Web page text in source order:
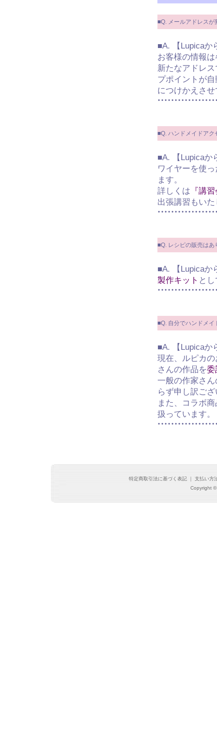
■Q. メールアドレス
■A. 【Lupicaか
お客様の情報
新たなアドレ
プポイントが
につけかえさ
■Q. ハンドメイドア
■A. 【Lupicaか
ワイヤーを使
ます。
詳しくは 『講
出張講習もい
■Q. レシピの販売はあ
■A. 【Lupicaか
製作キット と
■Q. 自分でハンドメ
■A. 【Lupicaか
現在、ルピカ
さんの作品を委
一般の作家さ
らず申し訳ご
また、コラボ
扱っています。
特定商取引法に基づく表記｜支払い方
Copyright